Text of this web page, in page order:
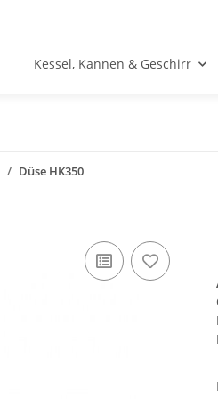
Kessel, Kannen & Geschirr
Düse HK350